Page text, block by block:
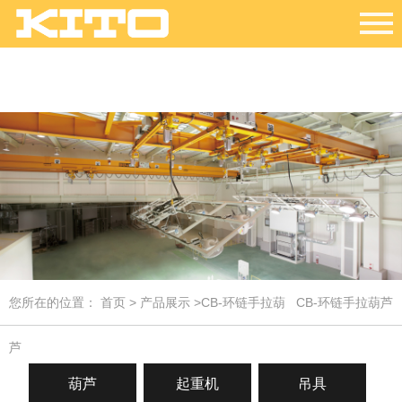
CB-环链手拉葫芦
您所在的位置： 首页 > 产品展示 >CB-环链手拉葫
芦
葫芦 起重机 吊具